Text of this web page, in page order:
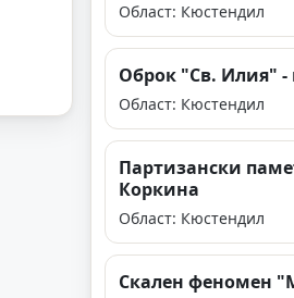
Област: Кюстендил
Оброк "Св. Илия" -
Област: Кюстендил
Партизански
Коркина
Област: Кюстендил
Скален феномен